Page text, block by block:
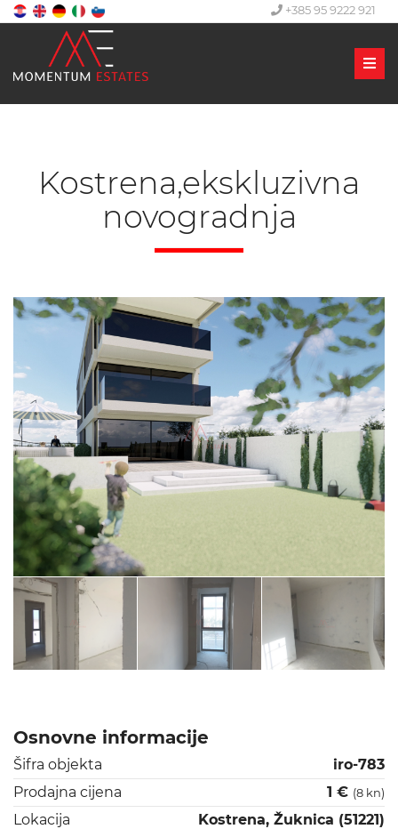
+385 95 9222 921
Kostrena,ekskluzivna
novogradnja
Osnovne informacije
Šifra objekta
iro-783
Prodajna cijena
1 € (8 kn)
Lokacija
Kostrena, Žuknica (51221)